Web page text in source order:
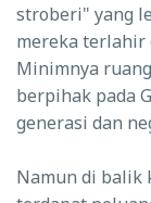
stroberi" yang
mereka terlahir
Minimnya
berpihak pada
generasi dan
Namun di balik